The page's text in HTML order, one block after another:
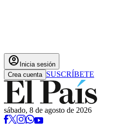
account_circle Inicia sesión
Crea cuenta SUSCRÍBETE
sábado, 8 de agosto de 2026